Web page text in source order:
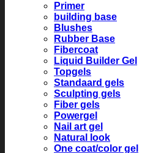
Primer
building base
Blushes
Rubber Base
Fibercoat
Liquid Builder Gel
Topgels
Standaard gels
Sculpting gels
Fiber gels
Powergel
Nail art gel
Natural look
One coat/color gel